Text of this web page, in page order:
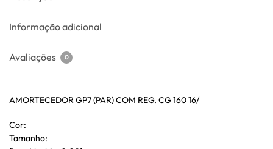
Informação adicional
Avaliações 0
AMORTECEDOR GP7 (PAR) COM REG. CG 160 16/
Cor:
Tamanho: